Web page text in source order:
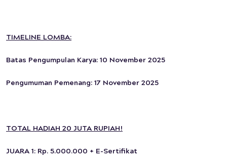
TIMELINE LOMBA:
Batas Pengumpulan Karya: 10 November 2025
Pengumuman Pemenang: 17 November 2025
TOTAL HADIAH 20 JUTA RUPIAH!
JUARA 1: Rp. 5.000.000 + E-Sertifikat